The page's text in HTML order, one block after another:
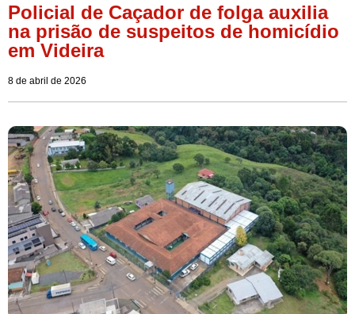
Policial de Caçador de folga auxilia
na prisão de suspeitos de homicídio
em Videira
8 de abril de 2026